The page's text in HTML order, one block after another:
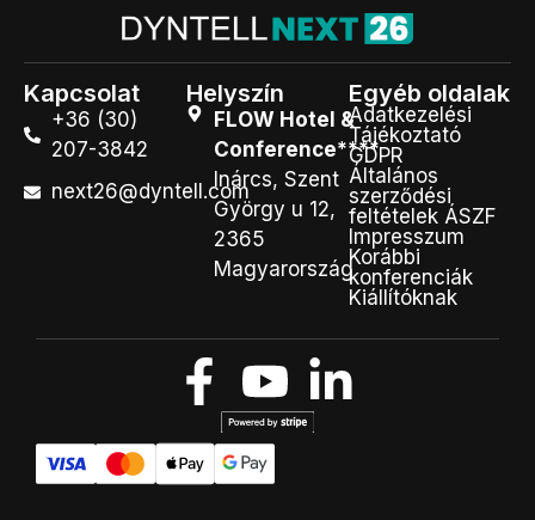
Kapcsolat
+36 (30)
207-3842
next26@dyntell.com
Helyszín
FLOW Hotel &
Conference****
Inárcs, Szent
György u 12,
2365
Magyarország
Egyéb oldalak
Adatkezelési
Tájékoztató
GDPR
Általános
szerződési
feltételek ÁSZF
Impresszum
Korábbi
konferenciák
Kiállítóknak